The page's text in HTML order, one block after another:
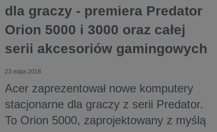
dla graczy - premiera Predator
Orion 5000 i 3000 oraz całej
serii akcesoriów gamingowych
23 maja 2018
Acer zaprezentował nowe komputery
stacjonarne dla graczy z serii Predator.
To Orion 5000, zaprojektowany z myślą